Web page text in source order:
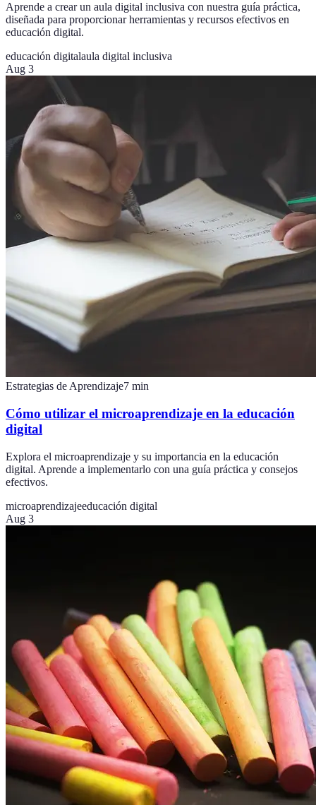
Aprende a crear un aula digital inclusiva con nuestra guía práctica,
diseñada para proporcionar herramientas y recursos efectivos en
educación digital.
educación digitalaula digital inclusiva
Aug 3
Estrategias de Aprendizaje7 min
Cómo utilizar el microaprendizaje en la educación
digital
Explora el microaprendizaje y su importancia en la educación
digital. Aprende a implementarlo con una guía práctica y consejos
efectivos.
microaprendizajeeducación digital
Aug 3